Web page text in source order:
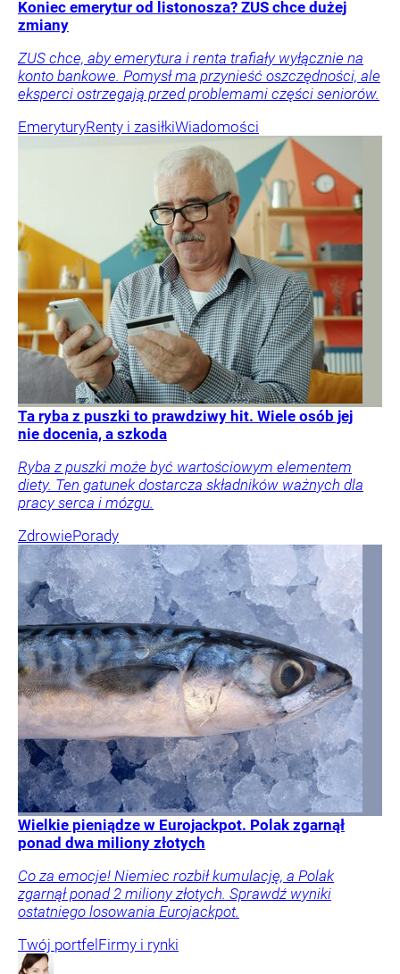
Koniec emerytur od listonosza? ZUS chce dużej
zmiany
ZUS chce, aby emerytura i renta trafiały wyłącznie na
konto bankowe. Pomysł ma przynieść oszczędności, ale
eksperci ostrzegają przed problemami części seniorów.
EmeryturyRenty i zasiłkiWiadomości
Ta ryba z puszki to prawdziwy hit. Wiele osób jej
nie docenia, a szkoda
Ryba z puszki może być wartościowym elementem
diety. Ten gatunek dostarcza składników ważnych dla
pracy serca i mózgu.
ZdrowiePorady
Wielkie pieniądze w Eurojackpot. Polak zgarnął
ponad dwa miliony złotych
Co za emocje! Niemiec rozbił kumulację, a Polak
zgarnął ponad 2 miliony złotych. Sprawdź wyniki
ostatniego losowania Eurojackpot.
Twój portfel Firmy i rynki